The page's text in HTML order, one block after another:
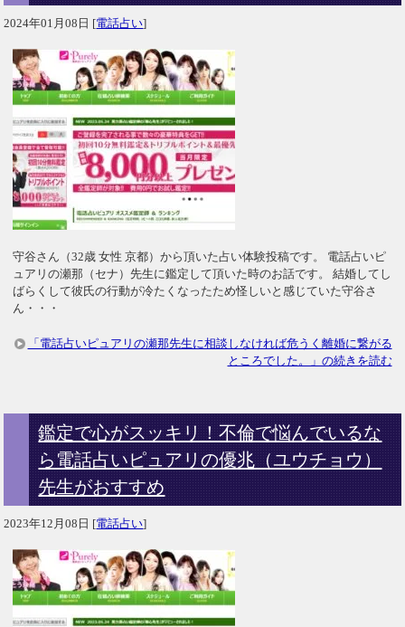
2024年01月08日 [電話占い]
守谷さん（32歳 女性 京都）から頂いた占い体験投稿です。 電話占いピ
ュアリの瀬那（セナ）先生に鑑定して頂いた時のお話です。 結婚してし
ばらくして彼氏の行動が冷たくなったため怪しいと感じていた守谷さ
ん・・・
「電話占いピュアリの瀬那先生に相談しなければ危うく離婚に繋がる
ところでした。」の続きを読む
鑑定で心がスッキリ！不倫で悩んでいるな
ら電話占いピュアリの優兆（ユウチョウ）
先生がおすすめ
2023年12月08日 [電話占い]